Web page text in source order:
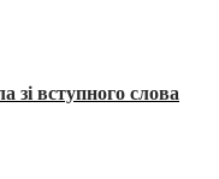
зі вступного слова